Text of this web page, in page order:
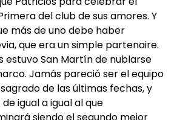
del club de sus amores. Y
más de uno debe haber
que era un simple partenaire.
estuvo San Martín de nublarse
Jamás pareció ser el equipo
de las últimas fechas, y
igual a igual al que